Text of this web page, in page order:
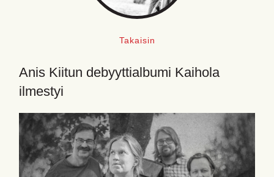
Takaisin
Anis Kiitun debyyttialbumi Kaihola
ilmestyi